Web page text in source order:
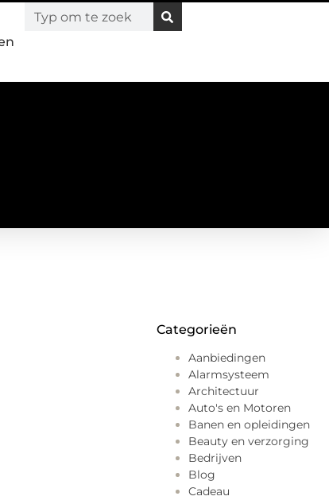
Categorieën
Aanbiedingen
Alarmsysteem
Architectuur
Auto's en Motoren
Banen en opleidingen
Beauty en verzorging
Bedrijven
Blog
Cadeau